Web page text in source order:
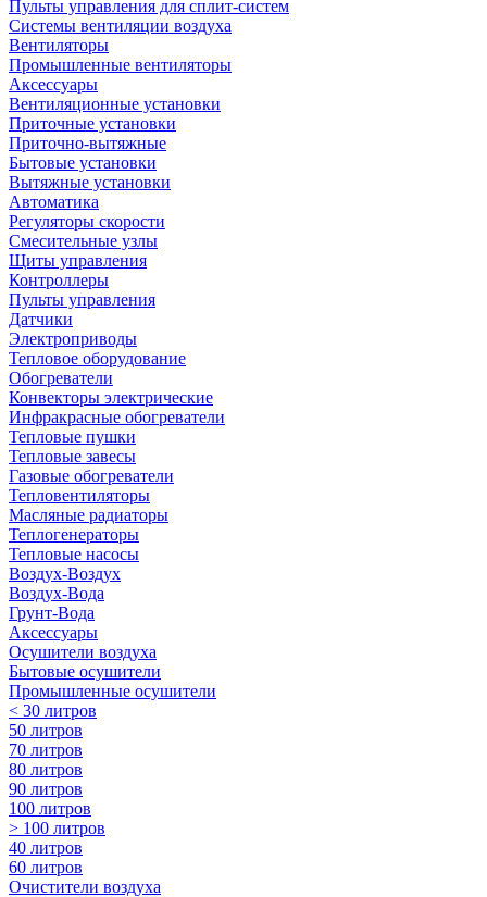
Пульты управления для сплит-систем
Системы вентиляции воздуха
Вентиляторы
Промышленные вентиляторы
Аксессуары
Вентиляционные установки
Приточные установки
Приточно-вытяжные
Бытовые установки
Вытяжные установки
Автоматика
Регуляторы скорости
Смесительные узлы
Щиты управления
Контроллеры
Пульты управления
Датчики
Электроприводы
Тепловое оборудование
Обогреватели
Конвекторы электрические
Инфракрасные обогреватели
Тепловые пушки
Тепловые завесы
Газовые обогреватели
Тепловентиляторы
Масляные радиаторы
Теплогенераторы
Тепловые насосы
Воздух-Воздух
Воздух-Вода
Грунт-Вода
Аксессуары
Осушители воздуха
Бытовые осушители
Промышленные осушители
< 30 литров
50 литров
70 литров
80 литров
90 литров
100 литров
> 100 литров
40 литров
60 литров
Очистители воздуха